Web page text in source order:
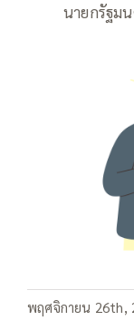
นายกรัฐม
พฤศจิกายน 26th,